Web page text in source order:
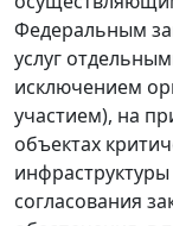
Федеральным
услуг
исключением
участием), на
объектах
согласования